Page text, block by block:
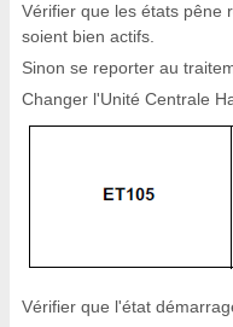
Vérifier que les états pêne
soient bien actifs.
Sinon se reporter au
Changer l'Unité Centrale
Vérifier que l'état